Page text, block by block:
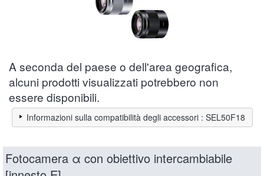
A seconda del paese o dell'area geografica,
alcuni prodotti visualizzati potrebbero non
essere disponibili.
Informazioni sulla compatibilità degli accessori : SEL50F18
Fotocamera α con obiettivo intercambiabile